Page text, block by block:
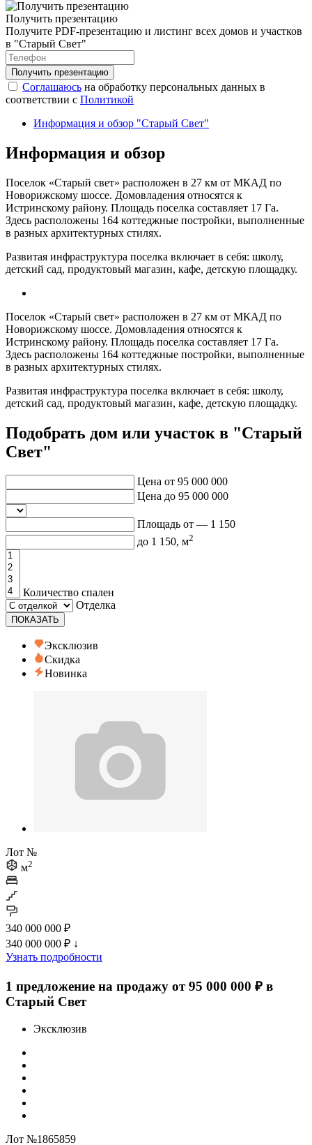
Получить презентацию
Получите PDF-презентацию и листинг всех домов и участков
в "Старый Свет"
Соглашаюсь на обработку персональных данных в
соответствии с Политикой
Информация и обзор "Старый Свет"
Информация и обзор
Поселок «Старый свет» расположен в 27 км от МКАД по
Новорижскому шоссе. Домовладения относятся к
Истринскому району. Площадь поселка составляет 17 Га.
Здесь расположены 164 коттеджные постройки, выполненные
в разных архитектурных стилях.
Развитая инфраструктура поселка включает в себя: школу,
детский сад, продуктовый магазин, кафе, детскую площадку.
Поселок «Старый свет» расположен в 27 км от МКАД по
Новорижскому шоссе. Домовладения относятся к
Истринскому району. Площадь поселка составляет 17 Га.
Здесь расположены 164 коттеджные постройки, выполненные
в разных архитектурных стилях.
Развитая инфраструктура поселка включает в себя: школу,
детский сад, продуктовый магазин, кафе, детскую площадку.
Подобрать дом или участок в "Старый
Свет"
Цена от 95 000 000
Цена до 95 000 000
Площадь от — 1 150
до 1 150, м2
Количество спален
Отделка
ПОКАЗАТЬ
Эксклюзив
Скидка
Новинка
Лот №
м2
340 000 000 ₽
340 000 000 ₽ ↓
Узнать подробности
1 предложение на продажу от 95 000 000 ₽ в
Старый Свет
Эксклюзив
Лот №1865859